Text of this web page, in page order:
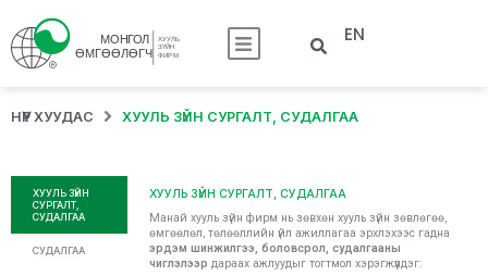
EN
НҮҮР ХУУДАС ХУУЛЬ ЗҮЙН СУРГАЛТ, СУДАЛГАА
ХУУЛЬ ЗҮЙН
СУРГАЛТ,
СУДАЛГАА
СУДАЛГАА
ХУУЛЬ ЗҮЙН СУРГАЛТ, СУДАЛГАА
Манай хууль зүйн фирм нь зөвхөн хууль зүйн зөвлөгөө,
өмгөөлөл, төлөөллийн үйл ажиллагаа эрхлэхээс гадна
эрдэм шинжилгээ, боловсрол, судалгааны
чиглэлээр дараах ажлуудыг тогтмол хэрэгжүүлдэг: